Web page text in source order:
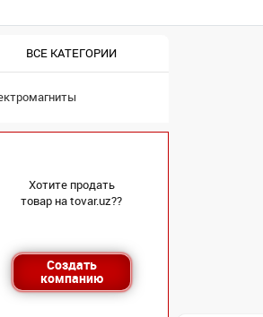
ВСЕ КАТЕГОРИИ
Хотите продать
товар на tovar.uz??
Создать
компанию